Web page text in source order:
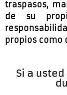
traspasos,
de su
propios como
Si a